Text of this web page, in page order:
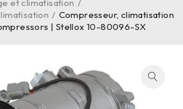
et climatisation /
/ Compresseur, climatisation
| Stellox 10-80096-SX